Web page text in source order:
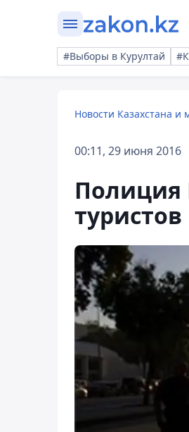
#Выборы в Курултай
Новости Казахстана и
00:11, 29 июня 2016
Полиция
туристов